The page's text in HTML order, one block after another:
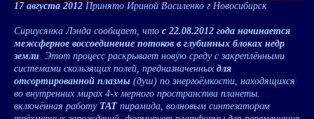
17 августа 2012 Принято Ириной Василенко г Новосибирск
Сириусянка Лэнда сообщает, что с 22.08.2012 года начинается
межсферное воссоединение потоков в глубинных блоках недр
земли. Этот процесс раскрывает новую среду с закреплёнными
системами скользящих полей, предназначенных для
отсортированной плазмы (душ) по энергоёмкости, находящихся
во внутренних мирах 4-х мерного пространства планеты.
включённая работу ТАТ пирамида, волновым синтезатором